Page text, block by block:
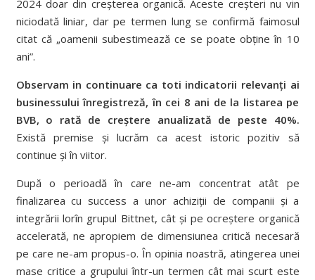
2024 doar din creșterea organică. Aceste creșteri nu vin
niciodată liniar, dar pe termen lung se confirmă faimosul
citat că „oamenii subestimează ce se poate obține în 10
ani”.
Observam in continuare ca toti indicatorii relevanți ai
businessului înregistreză, în cei 8 ani de la listarea pe
BVB, o rată de creștere anualizată de peste 40%.
Există premise și lucrăm ca acest istoric pozitiv să
continue și în viitor.
După o perioadă în care ne-am concentrat atât pe
finalizarea cu success a unor achiziții de companii și a
integrării lorîn grupul Bittnet, cât și pe ocreștere organică
accelerată, ne apropiem de dimensiunea critică necesară
pe care ne-am propus-o. În opinia noastră, atingerea unei
mase critice a grupului într-un termen cât mai scurt este